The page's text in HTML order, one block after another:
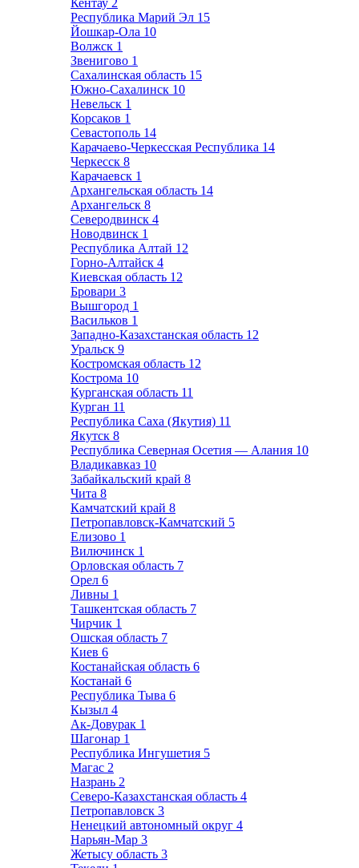
Кентау 2
Республика Марий Эл 15
Йошкар-Ола 10
Волжск 1
Звенигово 1
Сахалинская область 15
Южно-Сахалинск 10
Невельск 1
Корсаков 1
Севастополь 14
Карачаево-Черкесская Республика 14
Черкесск 8
Карачаевск 1
Архангельская область 14
Архангельск 8
Северодвинск 4
Новодвинск 1
Республика Алтай 12
Горно-Алтайск 4
Киевская область 12
Бровари 3
Вышгород 1
Васильков 1
Западно-Казахстанская область 12
Уральск 9
Костромская область 12
Кострома 10
Курганская область 11
Курган 11
Республика Саха (Якутия) 11
Якутск 8
Республика Северная Осетия — Алания 10
Владикавказ 10
Забайкальский край 8
Чита 8
Камчатский край 8
Петропавловск-Камчатский 5
Елизово 1
Вилючинск 1
Орловская область 7
Орел 6
Ливны 1
Ташкентская область 7
Чирчик 1
Ошская область 7
Киев 6
Костанайская область 6
Костанай 6
Республика Тыва 6
Кызыл 4
Ак-Довурак 1
Шагонар 1
Республика Ингушетия 5
Магас 2
Назрань 2
Северо-Казахстанская область 4
Петропавловск 3
Ненецкий автономный округ 4
Нарьян-Мар 3
Жетысу область 3